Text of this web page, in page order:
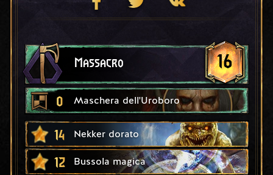
Massacro 16
0 Maschera dell'Uroboro
14 Nekker dorato
12 Bussola magica